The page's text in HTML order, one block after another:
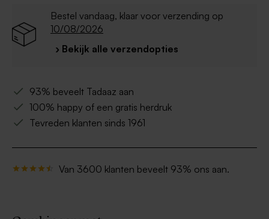
Bestel vandaag, klaar voor verzending op
10/08/2026
› Bekijk alle verzendopties
93% beveelt Tadaaz aan
100% happy of een gratis herdruk
Tevreden klanten sinds 1961
Van 3600 klanten beveelt 93% ons aan.